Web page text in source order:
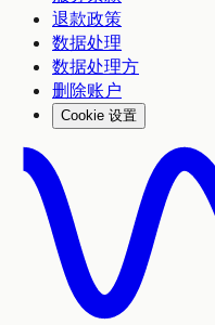
退款政策
数据处理
数据处理方
删除账户
Cookie 设置